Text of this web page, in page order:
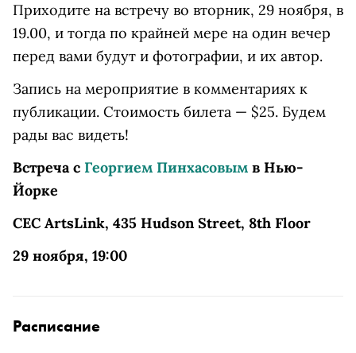
Приходите на встречу во вторник, 29 ноября, в
19.00, и тогда по крайней мере на один вечер
перед вами будут и фотографии, и их автор.
Запись на мероприятие в комментариях к
публикации. Стоимость билета — $25. Будем
рады вас видеть!
Встреча с Георгием Пинхасовым в Нью-
Йорке
CEC ArtsLink, 435 Hudson Street, 8th Floor
29 ноября, 19:00
Расписание